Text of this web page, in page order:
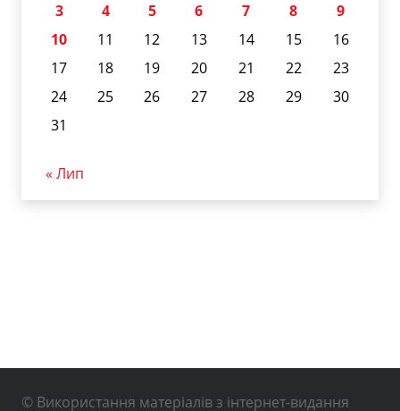
3
4 5 6 7 8
9
10
11 12 13 14 15
16
17
18 19 20 21 22
23
24
25 26 27 28 29
30
31
« Лип
© Використання матеріалів з інтернет-видання